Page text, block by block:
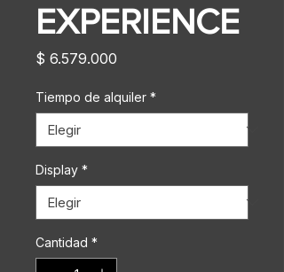
EXPERIENCE
$ 6.579.000
Tiempo de alquiler *
Display *
Cantidad *